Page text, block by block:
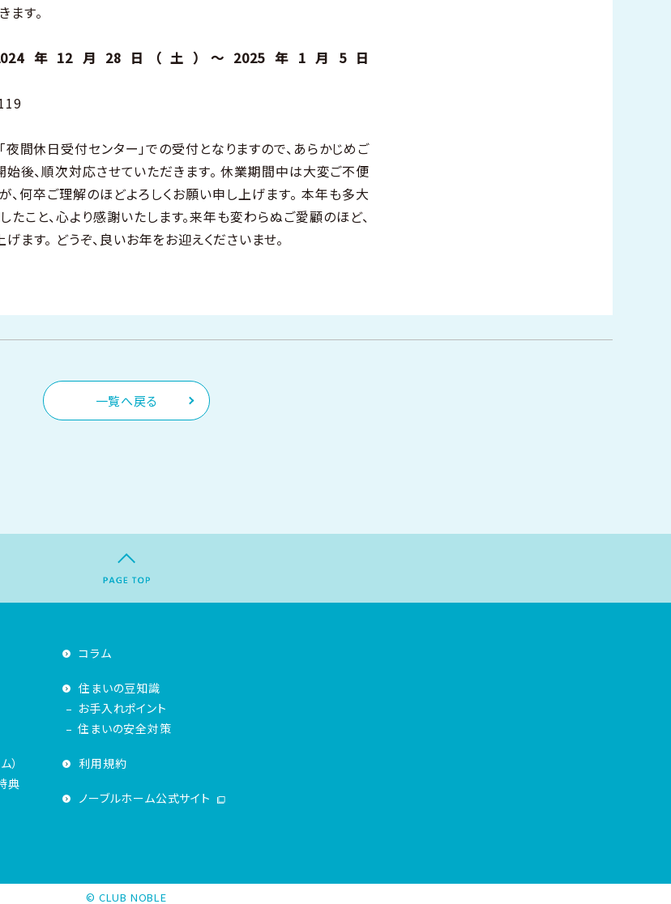
ます。
年12月28日（土）～2025年1月5日
）
119
夜間休日受付センター」での受付となりますので、あらかじめご
始後、順次対応させていただきます。 休業期間中は大変ご不便
、何卒ご理解のほどよろしくお願い申し上げます。 本年も多大
たこと、心より感謝いたします。来年も変わらぬご愛顧のほど、
ます。 どうぞ、良いお年をお迎えくださいませ。
一覧へ戻る
）
典
コラム
住まいの豆知識
お手入れポイント
住まいの安全対策
利用規約
ノーブルホーム公式サイト
© CLUB NOBLE